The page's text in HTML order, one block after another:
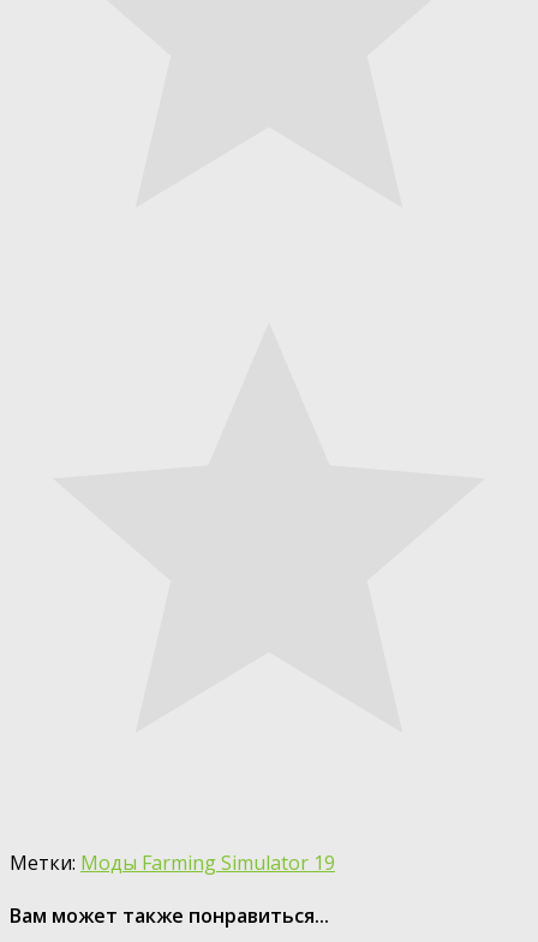
Метки: Моды Farming Simulator 19
Вам может также понравиться...